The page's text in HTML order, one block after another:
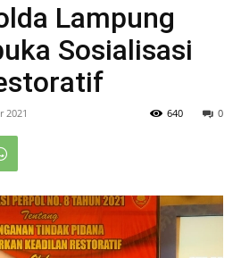
Lampung
Sosialisasi
2021 0
640